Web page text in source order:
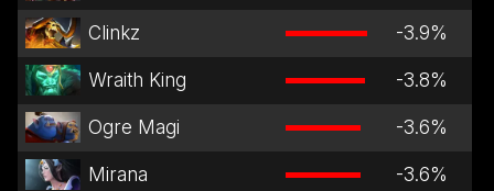
Clinkz -3.9%
Wraith King -3.8%
Ogre Magi -3.6%
Mirana -3.6%